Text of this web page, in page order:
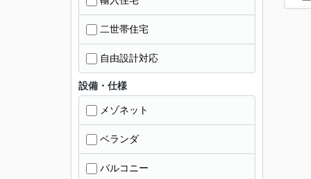
二世帯住宅
自由設計対応
設備・仕様
メゾネット
ベランダ
バルコニー